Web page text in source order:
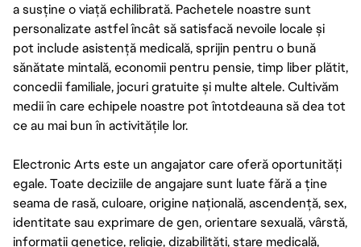
a susține o viață echilibrată. Pachetele noastre sunt
personalizate astfel încât să satisfacă nevoile locale și
pot include asistență medicală, sprijin pentru o bună
sănătate mintală, economii pentru pensie, timp liber plătit,
concedii familiale, jocuri gratuite și multe altele. Cultivăm
medii în care echipele noastre pot întotdeauna să dea tot
ce au mai bun în activitățile lor.
Electronic Arts este un angajator care oferă oportunități
egale. Toate deciziile de angajare sunt luate fără a ține
seama de rasă, culoare, origine națională, ascendență, sex,
identitate sau exprimare de gen, orientare sexuală, vârstă,
informații genetice, religie, dizabilități, stare medicală,